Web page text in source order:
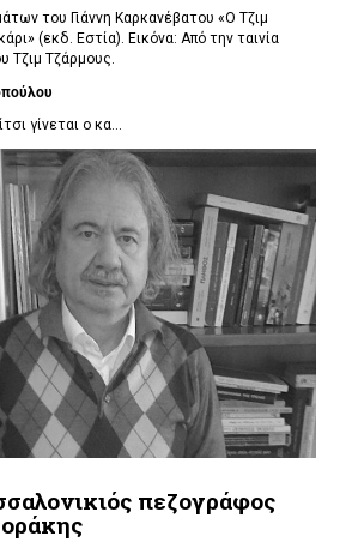
του Γιάννη Καρκανέβατου «Ο Τζιμ
(εκδ. Εστία). Εικόνα: Από την ταινία
Τζιμ Τζάρμους.
γίνεται ο κα...
πεζογράφος